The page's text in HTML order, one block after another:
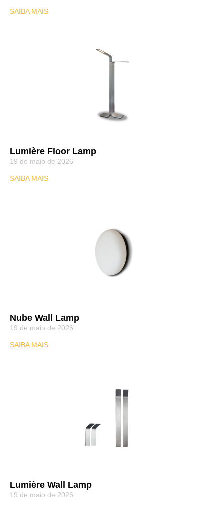
SAIBA MAIS
Lumière Floor Lamp
19 de maio de 2026
SAIBA MAIS
Nube Wall Lamp
19 de maio de 2026
SAIBA MAIS
Lumière Wall Lamp
19 de maio de 2026